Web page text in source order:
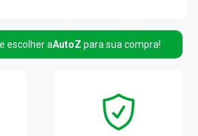
escolher aAutoZ para sua compra!